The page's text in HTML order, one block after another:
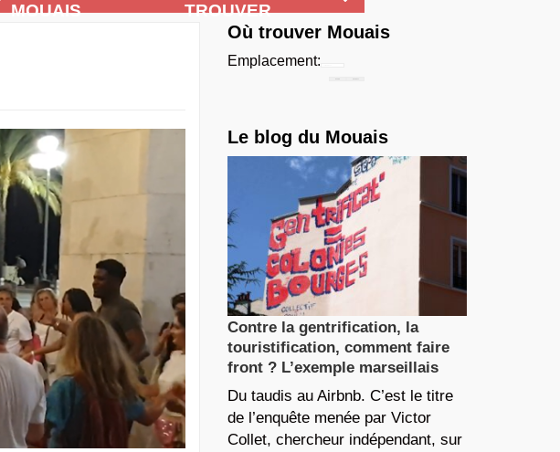
MOUAIS
TROUVER
Où trouver Mouais
Emplacement:
Le blog du Mouais
Contre la gentrification, la
touristification, comment faire
front ? L’exemple marseillais
Du taudis au Airbnb. C’est le titre
de l’enquête menée par Victor
Collet, chercheur indépendant, sur